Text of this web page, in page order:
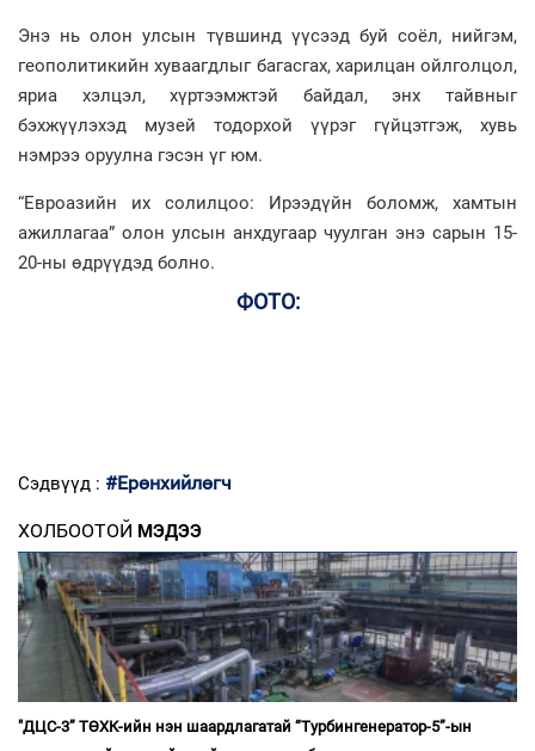
Энэ нь олон улсын түвшинд үүсээд буй соёл, нийгэм,
геополитикийн хуваагдлыг багасгах, харилцан ойлголцол,
яриа хэлцэл, хүртээмжтэй байдал, энх тайвныг
бэхжүүлэхэд музей тодорхой үүрэг гүйцэтгэж, хувь
нэмрээ оруулна гэсэн үг юм.
“Евроазийн их солилцоо: Ирээдүйн боломж, хамтын
ажиллагаа” олон улсын анхдугаар чуулган энэ сарын 15-
20-ны өдрүүдэд болно.
ФОТО:
Сэдвүүд : #Ерөнхийлөгч
ХОЛБООТОЙ МЭДЭЭ
"ДЦС-3” ТӨХК-ийн нэн шаардлагатай “Турбингенератор-5”-ын